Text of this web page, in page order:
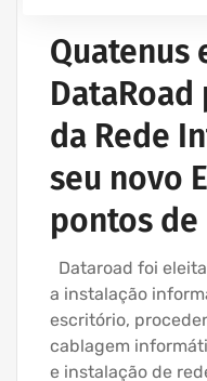
Quatenus
da Rede
seu novo
pontos de
Dataroad foi
a instalação
escritório,
cablagem
e instalação de